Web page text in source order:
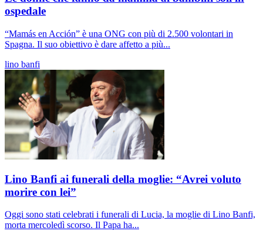
ospedale
“Mamás en Acción” è una ONG con più di 2.500 volontari in
Spagna. Il suo obiettivo è dare affetto a più...
lino banfi
Lino Banfi ai funerali della moglie: “Avrei voluto
morire con lei”
Oggi sono stati celebrati i funerali di Lucia, la moglie di Lino Banfi,
morta mercoledì scorso. Il Papa ha...